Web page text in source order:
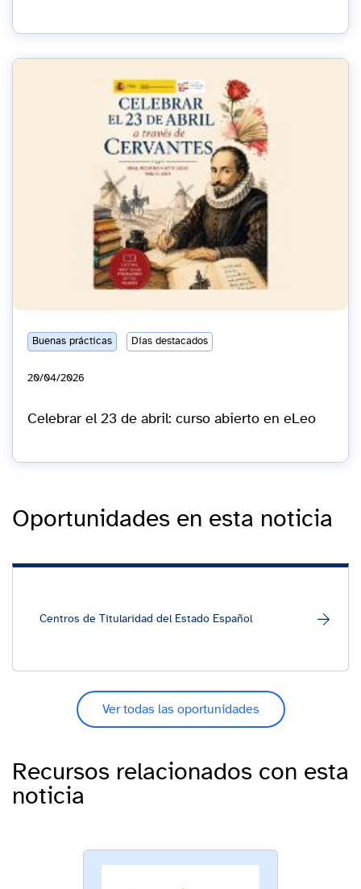
20/04/2026
Buenas prácticas Días destacados
Celebrar el 23 de abril: curso abierto en eLeo
Oportunidades en esta noticia
Centros de Titularidad del Estado Español
Ver todas las oportunidades
Recursos relacionados con esta
noticia